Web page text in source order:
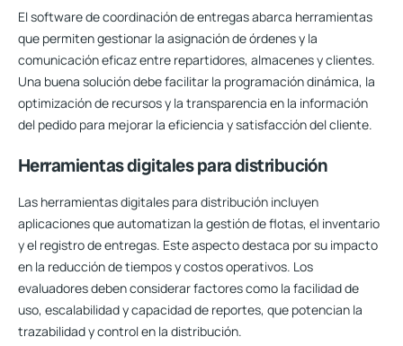
El software de coordinación de entregas abarca herramientas
que permiten gestionar la asignación de órdenes y la
comunicación eficaz entre repartidores, almacenes y clientes.
Una buena solución debe facilitar la programación dinámica, la
optimización de recursos y la transparencia en la información
del pedido para mejorar la eficiencia y satisfacción del cliente.
Herramientas digitales para distribución
Las herramientas digitales para distribución incluyen
aplicaciones que automatizan la gestión de flotas, el inventario
y el registro de entregas. Este aspecto destaca por su impacto
en la reducción de tiempos y costos operativos. Los
evaluadores deben considerar factores como la facilidad de
uso, escalabilidad y capacidad de reportes, que potencian la
trazabilidad y control en la distribución.